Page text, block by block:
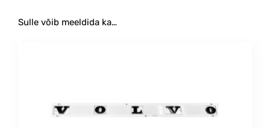
Sulle võib meeldida ka…